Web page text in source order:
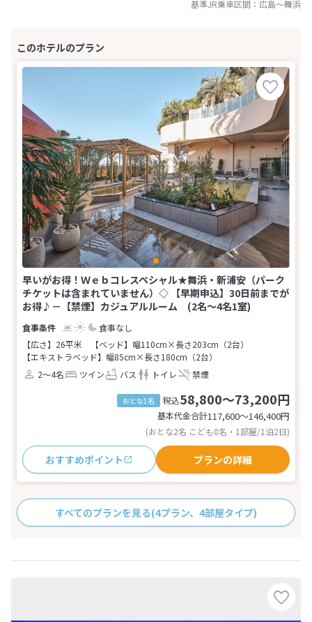
基準JR乗車区間： 広島～舞浜
早いがお得！Ｗｅｂコレスペシャル★舞浜・新浦安（パーク
チケットは含まれていません）◇ 【早期申込】30日前までが
お得♪－【禁煙】カジュアルルーム (2名～4名1室)
食事なし
【広さ】26平米
【ベッド】幅110cm×長さ203cm（2台）
【エキストラベッド】幅85cm×長さ180cm（2台）
2～4名
ツイン バス トイレ 禁煙
おとな1名 税込58,800～73,200円
基本代金合計117,600〜146,400円
(おとな2名 こども0名・1部屋/1泊2日)
おすすめポイント プランの詳細
すべてのプランを見る(4プラン、4部屋タイプ)